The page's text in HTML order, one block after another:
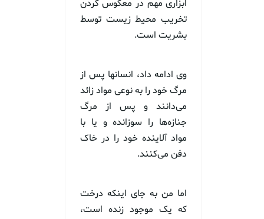
ابزاری مهم در معکوس کردن
تخریب محیط زیست توسط
بشریت است.
وی ادامه داد، انسانها پس از
مرگ خود را به نوعی مواد زائد
می‌دانند و پس از مرگ
جنازه‌ها را سوزانده و یا با
مواد آلاینده خود را در خاک
دفن می‌کنند.
اما من به جای اینکه درخت
که یک موجود زنده است،